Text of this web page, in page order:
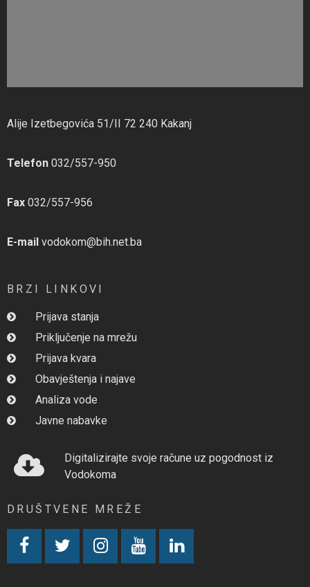
Alije Izetbegovića 51/II 72 240 Kakanj
Telefon 032/557-950
Fax 032/557-956
E-mail vodokom@bih.net.ba
BRZI LINKOVI
Prijava stanja
Priključenje na mrežu
Prijava kvara
Obavještenja i najave
Analiza vode
Javne nabavke
Digitalizirajte svoje račune uz pogodnost iz
Vodokoma
DRUŠTVENE MREŽE